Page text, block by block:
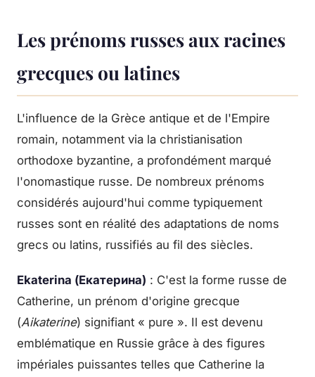
Les prénoms russes aux racines
grecques ou latines
L'influence de la Grèce antique et de l'Empire
romain, notamment via la christianisation
orthodoxe byzantine, a profondément marqué
l'onomastique russe. De nombreux prénoms
considérés aujourd'hui comme typiquement
russes sont en réalité des adaptations de noms
grecs ou latins, russifiés au fil des siècles.
Ekaterina (Екатерина) : C'est la forme russe de
Catherine, un prénom d'origine grecque
(Aikaterine) signifiant « pure ». Il est devenu
emblématique en Russie grâce à des figures
impériales puissantes telles que Catherine la